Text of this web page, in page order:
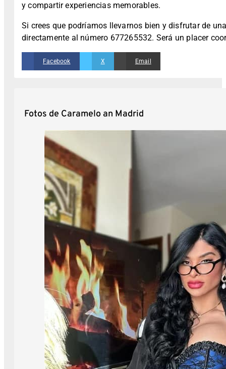
y compartir experiencias memorables.
Si crees que podríamos llevarnos bien y disfrutar de
directamente al número 677265532. Será un placer
Facebook X Email
Fotos de Caramelo an Madrid